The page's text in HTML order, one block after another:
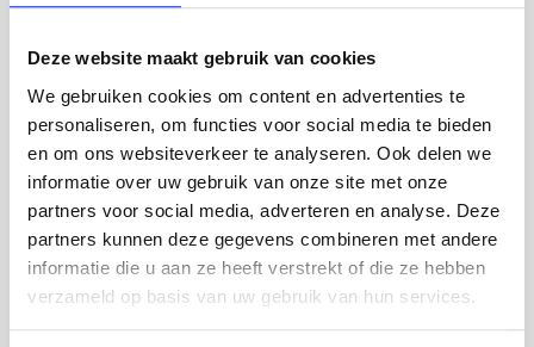
Deze website maakt gebruik van cookies
We gebruiken cookies om content en advertenties te
personaliseren, om functies voor social media te bieden
en om ons websiteverkeer te analyseren. Ook delen we
informatie over uw gebruik van onze site met onze
partners voor social media, adverteren en analyse. Deze
partners kunnen deze gegevens combineren met andere
informatie die u aan ze heeft verstrekt of die ze hebben
verzameld op basis van uw gebruik van hun services.
Cursor, ainsi qu'une pression de cylindre élevée et des
dernière génération de système Common Rail présentent
des pressions de buse de pointe pouvant atteindre 2200
bar. Pour atteindre ces objectifs, la conception du carter et
de la culasse a été améliorée pour assurer une rigidité
structurelle accrue. Une unité de contrôle électronique
gère les paramètres du moteur et garantit un contrôle
précis du système de post-traitement. L'intervalle
d'entretien prolongé, associé à une solution de post-
traitement sans entretien, réduit les coûts de
fonctionnement pour les utilisateurs finaux.